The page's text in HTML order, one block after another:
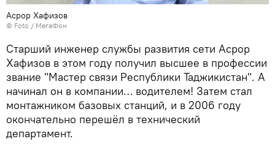
Асрор Хафизов
© Foto / МегаФон
Старший инженер службы развития сети Асрор
Хафизов в этом году получил высшее в профессии
звание "Мастер связи Республики Таджикистан". А
начинал он в компании… водителем! Затем стал
монтажником базовых станций, и в 2006 году
окончательно перешёл в технический
департамент.